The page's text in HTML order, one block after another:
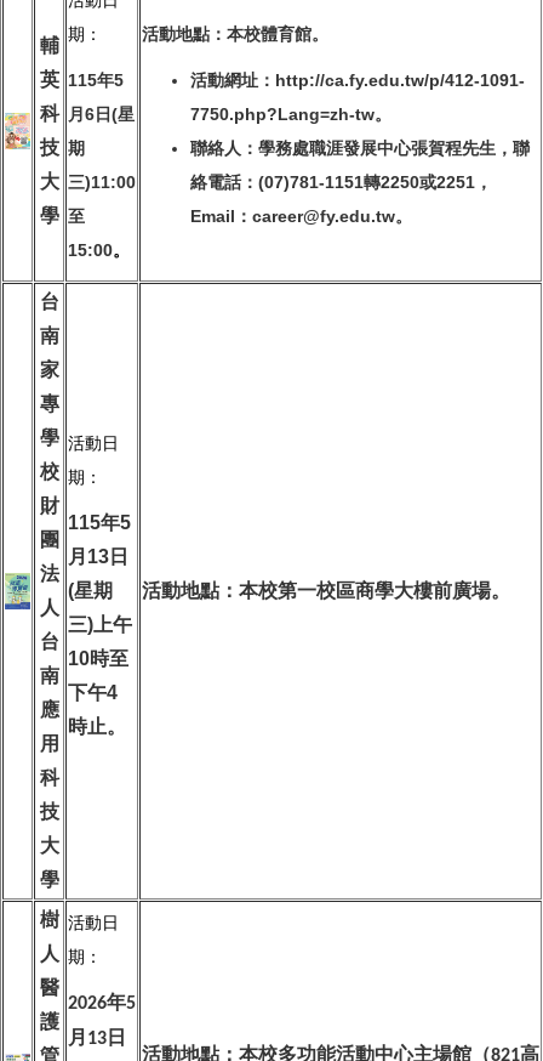
輔
英
科
技
大
學
期：
115年5
月 6日(星
期
三)11:00
至
15:00。
活動地點：本校體育館。
活動網址：http://ca.fy.edu.tw/p/412-1091-
7750.php?Lang=zh-tw。
聯絡人：學務處職涯發展中心張賀程先生，聯
絡電話：(07)781-1151轉2250或2251，
Email：career@fy.edu.tw。
台
南
家
專
學
校
財
團
法
人
台
南
應
用
科
技
大
學
活動日
期：
115年5
月 13 日
(星期
三) 上午
10時至
下午4
時止。
活動地點：本校第一校區商學大樓前廣場。
樹
人
醫
護
管
活動日
期：
2026年5
月 13 日
活動地點：本校多功能活動中心主場館（821高